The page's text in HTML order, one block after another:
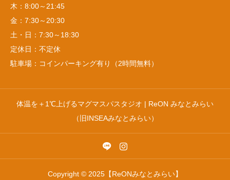
木：8:00～21:45
金：7:30～20:30
土・日：7:30～18:30
定休日：不定休
駐車場：コインパーキング有り（2時間無料）
体温を＋1℃上げるマグマスパスタジオ | ReON みなとみらい
（旧INSEAみなとみらい）
Copyright © 2025【ReONみなとみらい】